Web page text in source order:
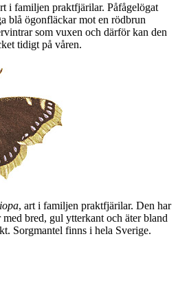
i familjen praktfjärilar. Påfågelögat
blå ögonfläckar mot en rödbrun
som vuxen och därför kan den
tidigt på våren.
, art i familjen praktfjärilar. Den har
bred, gul ytterkant och äter bland
Sorgmantel finns i hela Sverige.